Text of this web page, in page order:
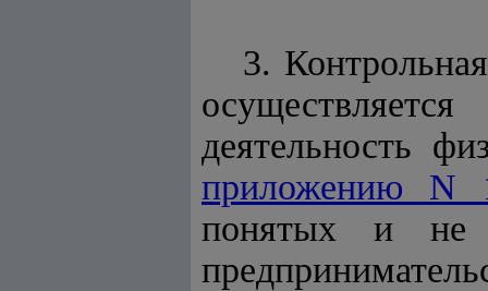
3.
деятельность
приложению N
понятых и не